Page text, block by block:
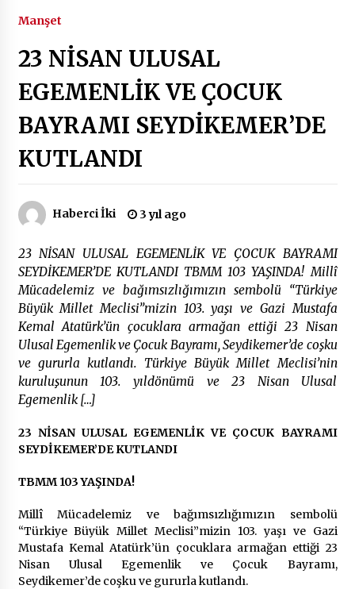
CHP FETHİYE’DEN “ÜYE BULUŞMASI” ETKİNLİĞİ
2 ay ago
Çevre Bilinci Sahneye Taşınıyor: Çocuklardan
2 ay ago
2 ay ago
FETHİYE BELEDİYESİ HAZİRAN AYI MECLİS
TOPLANTISI GERÇEKLEŞTİRİLDİ
2 ay ago
HAYIRSEVER DİNÇER AKYALI’DAN EĞİTİME
DESTEK
2 ay ago
Muğla İçin Yollarda
2 ay ago
4 ay ago
Başkan Aras “Bizler Günü Kurtaran Değil, Yarını
Kuran İşler İçin Çalışacağız”
Manşet
23 NİSAN ULUSAL
EGEMENLİK VE ÇOCUK
BAYRAMI SEYDİKEMER’DE
KUTLANDI
Haberci İki 3 yıl ago
23 NİSAN ULUSAL EGEMENLİK VE ÇOCUK BAYRAMI
SEYDİKEMER’DE KUTLANDI TBMM 103 YAŞINDA! Millî
Mücadelemiz ve bağımsızlığımızın sembolü “Türkiye
Büyük Millet Meclisi”mizin 103. yaşı ve Gazi Mustafa
Kemal Atatürk’ün çocuklara armağan ettiği 23 Nisan
Ulusal Egemenlik ve Çocuk Bayramı, Seydikemer’de coşku
ve gururla kutlandı. Türkiye Büyük Millet Meclisi’nin
kuruluşunun 103. yıldönümü ve 23 Nisan Ulusal
Egemenlik […]
23 NİSAN ULUSAL EGEMENLİK VE ÇOCUK BAYRAMI
SEYDİKEMER’DE KUTLANDI
TBMM 103 YAŞINDA!
Millî Mücadelemiz ve bağımsızlığımızın sembolü
“Türkiye Büyük Millet Meclisi”mizin 103. yaşı ve Gazi
Mustafa Kemal Atatürk’ün çocuklara armağan ettiği 23
Nisan Ulusal Egemenlik ve Çocuk Bayramı,
Seydikemer’de coşku ve gururla kutlandı.